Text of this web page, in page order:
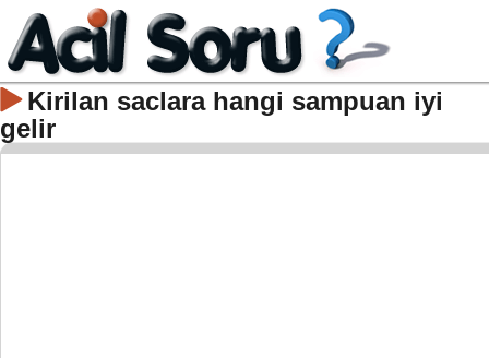
Kirilan saclara hangi sampuan iyi
gelir